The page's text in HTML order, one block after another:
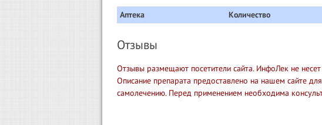
Аптека Количество
Отзывы
Отзывы размещают посетители сайта. ИнфоЛек не
Описание препарата предоставлено на нашем сайте
самолечению. Перед применением необходима